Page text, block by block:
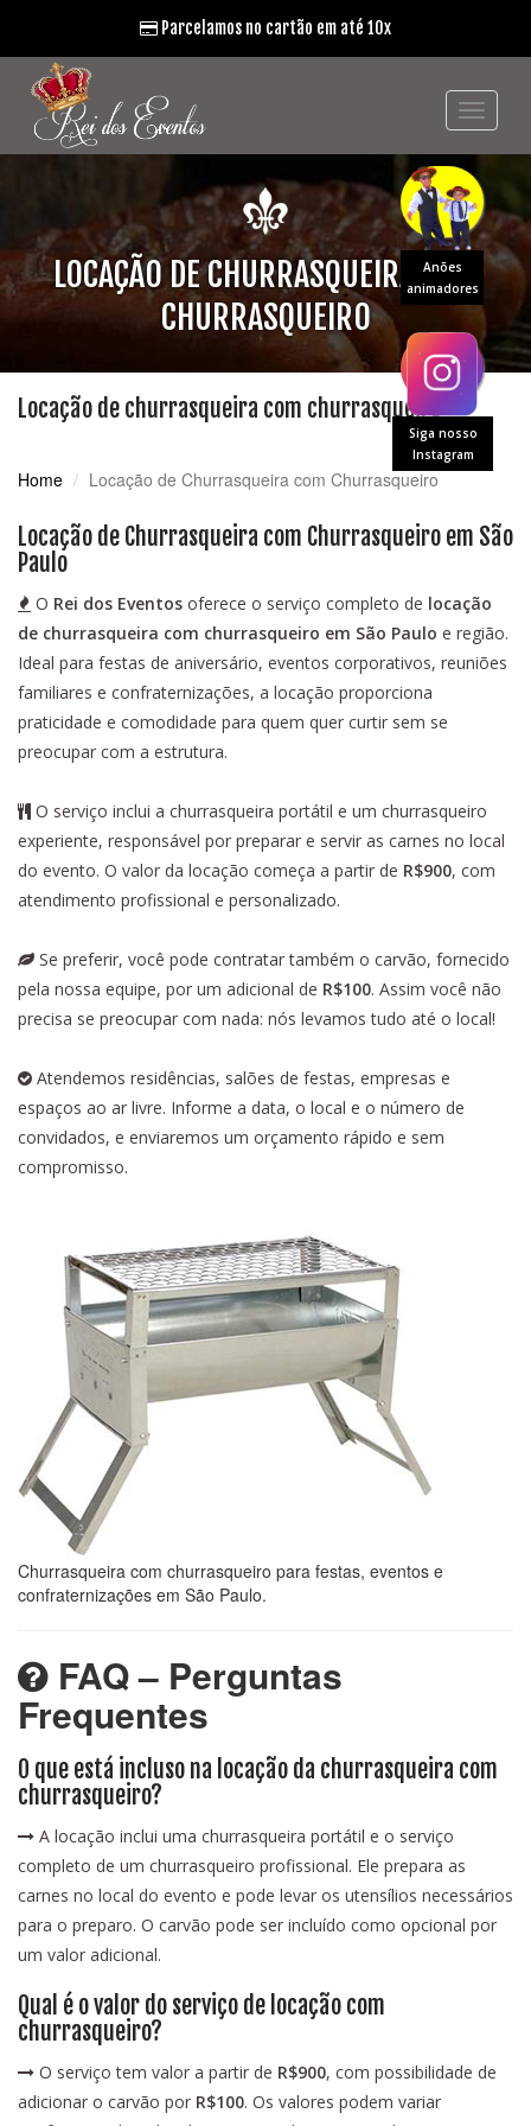
Anões
animadores
Siga nosso
Instagram
Parcelamos no cartão em até 10x
LOCAÇÃO DE CHURRASQUEIRA COM
CHURRASQUEIRO
Locação de churrasqueira com churrasqueiro
Home Locação de Churrasqueira com Churrasqueiro
Locação de Churrasqueira com Churrasqueiro em São
Paulo
O Rei dos Eventos oferece o serviço completo de locação
de churrasqueira com churrasqueiro em São Paulo e região.
Ideal para festas de aniversário, eventos corporativos, reuniões
familiares e confraternizações, a locação proporciona
praticidade e comodidade para quem quer curtir sem se
preocupar com a estrutura.
O serviço inclui a churrasqueira portátil e um churrasqueiro
experiente, responsável por preparar e servir as carnes no local
do evento. O valor da locação começa a partir de R$900, com
atendimento profissional e personalizado.
Se preferir, você pode contratar também o carvão, fornecido
pela nossa equipe, por um adicional de R$100. Assim você não
precisa se preocupar com nada: nós levamos tudo até o local!
Atendemos residências, salões de festas, empresas e
espaços ao ar livre. Informe a data, o local e o número de
convidados, e enviaremos um orçamento rápido e sem
compromisso.
Churrasqueira com churrasqueiro para festas, eventos e
confraternizações em São Paulo.
FAQ – Perguntas
Frequentes
O que está incluso na locação da churrasqueira com
churrasqueiro?
A locação inclui uma churrasqueira portátil e o serviço
completo de um churrasqueiro profissional. Ele prepara as
carnes no local do evento e pode levar os utensílios necessários
para o preparo. O carvão pode ser incluído como opcional por
um valor adicional.
Qual é o valor do serviço de locação com
churrasqueiro?
O serviço tem valor a partir de R$900, com possibilidade de
adicionar o carvão por R$100. Os valores podem variar